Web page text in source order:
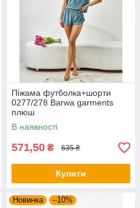
Піжама футболка+шорти
0277/278 Barwa garments
плюш
В наявності
571,50 ₴ 635 ₴
Купити
Новинка –10%